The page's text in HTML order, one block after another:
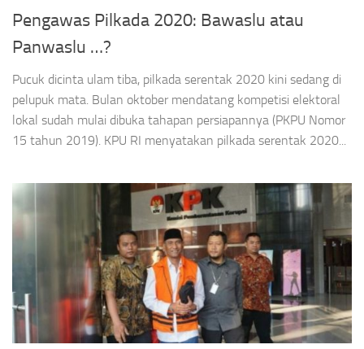
Pengawas Pilkada 2020: Bawaslu atau
Panwaslu …?
Pucuk dicinta ulam tiba, pilkada serentak 2020 kini sedang di
pelupuk mata. Bulan oktober mendatang kompetisi elektoral
lokal sudah mulai dibuka tahapan persiapannya (PKPU Nomor
15 tahun 2019). KPU RI menyatakan pilkada serentak 2020...